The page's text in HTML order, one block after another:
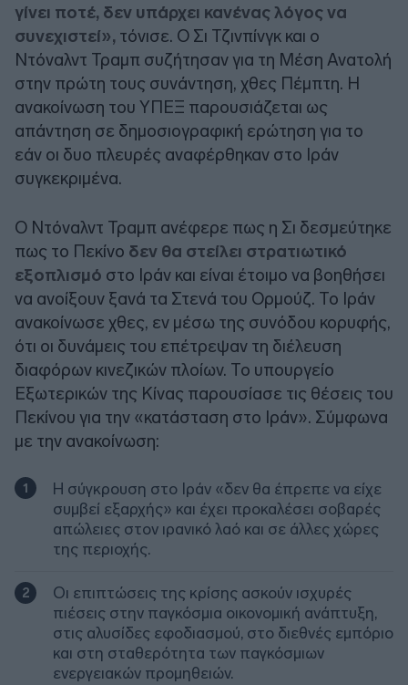
γίνει ποτέ, δεν υπάρχει κανένας λόγος να
συνεχιστεί», τόνισε. Ο Σι Τζινπίνγκ και ο
Ντόναλντ Τραμπ συζήτησαν για τη Μέση Ανατολή
στην πρώτη τους συνάντηση, χθες Πέμπτη. Η
ανακοίνωση του ΥΠΕΞ παρουσιάζεται ως
απάντηση σε δημοσιογραφική ερώτηση για το
εάν οι δυο πλευρές αναφέρθηκαν στο Ιράν
συγκεκριμένα.
Ο Ντόναλντ Τραμπ ανέφερε πως η Σι δεσμεύτηκε
πως το Πεκίνο δεν θα στείλει στρατιωτικό
εξοπλισμό στο Ιράν και είναι έτοιμο να βοηθήσει
να ανοίξουν ξανά τα Στενά του Ορμούζ. Το Ιράν
ανακοίνωσε χθες, εν μέσω της συνόδου κορυφής,
ότι οι δυνάμεις του επέτρεψαν τη διέλευση
διαφόρων κινεζικών πλοίων. Το υπουργείο
Εξωτερικών της Κίνας παρουσίασε τις θέσεις του
Πεκίνου για την «κατάσταση στο Ιράν». Σύμφωνα
με την ανακοίνωση:
Η σύγκρουση στο Ιράν «δεν θα έπρεπε να είχε
συμβεί εξαρχής» και έχει προκαλέσει σοβαρές
απώλειες στον ιρανικό λαό και σε άλλες χώρες
της περιοχής.
Οι επιπτώσεις της κρίσης ασκούν ισχυρές
πιέσεις στην παγκόσμια οικονομική ανάπτυξη,
στις αλυσίδες εφοδιασμού, στο διεθνές εμπόριο
και στη σταθερότητα των παγκόσμιων
ενεργειακών προμηθειών.